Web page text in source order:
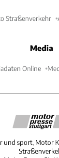
Straßenverkehr
Media
Online
und sport, Motor